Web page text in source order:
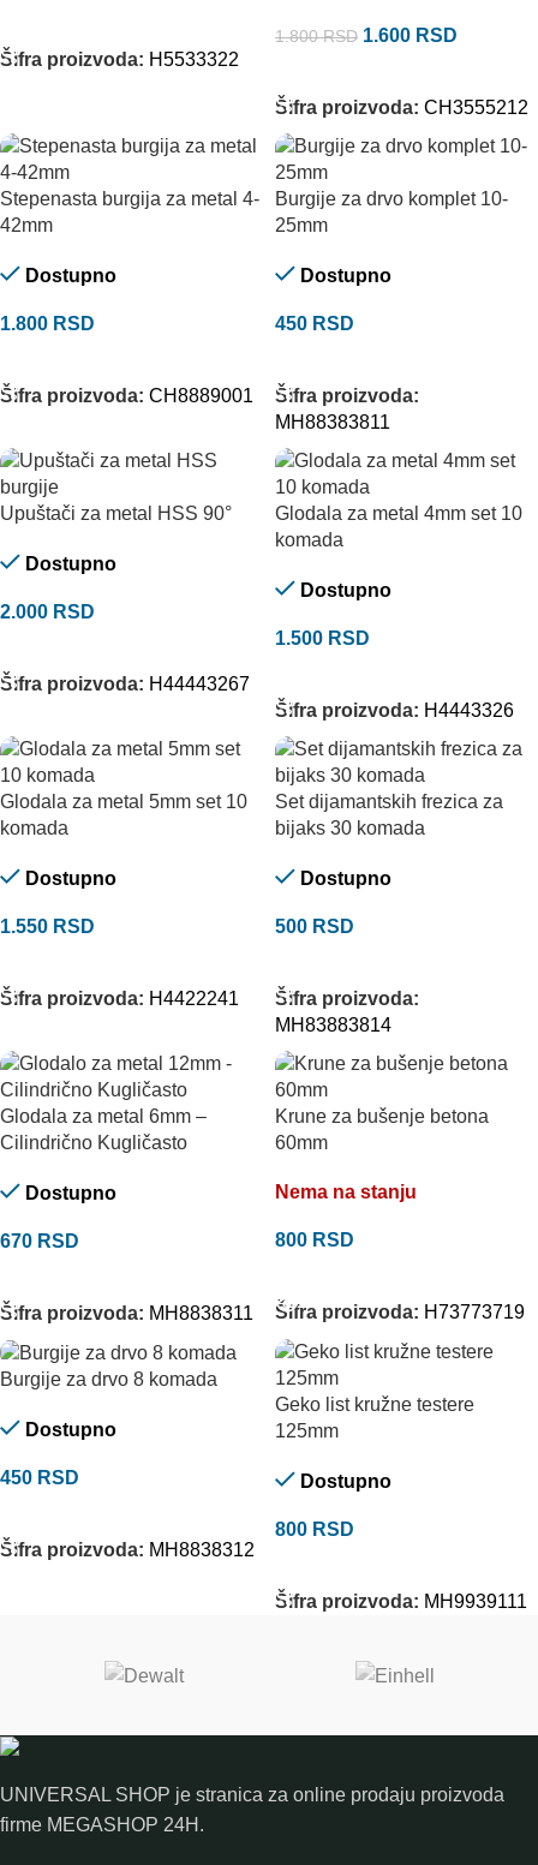
Šifra proizvoda: H5533322
1.800RSD 1.600 RSD
Šifra proizvoda: CH3555212
Stepenasta burgija za metal 4-
42mm
Dostupno
1.800 RSD
Šifra proizvoda: CH8889001
Burgije za drvo komplet 10-
25mm
Dostupno
450 RSD
Šifra proizvoda:
MH88383811
Upuštači za metal HSS 90°
Dostupno
2.000 RSD
Šifra proizvoda: H44443267
Glodala za metal 4mm set 10
komada
Dostupno
1.500 RSD
Šifra proizvoda: H4443326
Glodala za metal 5mm set 10
komada
Dostupno
1.550 RSD
Šifra proizvoda: H4422241
Set dijamantskih frezica za
bijaks 30 komada
Dostupno
500 RSD
Šifra proizvoda:
MH83883814
Glodala za metal 6mm –
Cilindrično Kugličasto
Dostupno
670 RSD
Šifra proizvoda: MH8838311
Krune za bušenje betona
60mm
Nema na stanju
800 RSD
Šifra proizvoda: H73773719
Burgije za drvo 8 komada
Dostupno
450 RSD
Šifra proizvoda: MH8838312
Geko list kružne testere
125mm
Dostupno
800 RSD
Šifra proizvoda: MH9939111
UNIVERSAL SHOP je stranica za online prodaju proizvoda
firme MEGASHOP 24H.